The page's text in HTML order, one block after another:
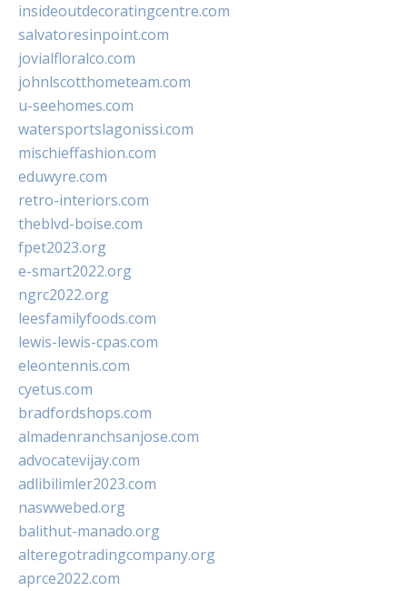
insideoutdecoratingcentre.com
salvatoresinpoint.com
jovialfloralco.com
johnlscotthometeam.com
u-seehomes.com
watersportslagonissi.com
mischieffashion.com
eduwyre.com
retro-interiors.com
theblvd-boise.com
fpet2023.org
e-smart2022.org
ngrc2022.org
leesfamilyfoods.com
lewis-lewis-cpas.com
eleontennis.com
cyetus.com
bradfordshops.com
almadenranchsanjose.com
advocatevijay.com
adlibilimler2023.com
naswwebed.org
balithut-manado.org
alteregotradingcompany.org
aprce2022.com